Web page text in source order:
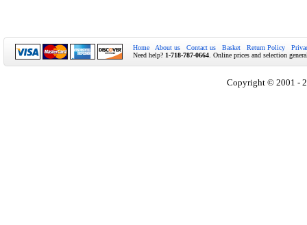
Home About us Contact us Basket Return Policy
Need help? 1-718-787-0664 . Online prices and selection
Copyright © 2001 -